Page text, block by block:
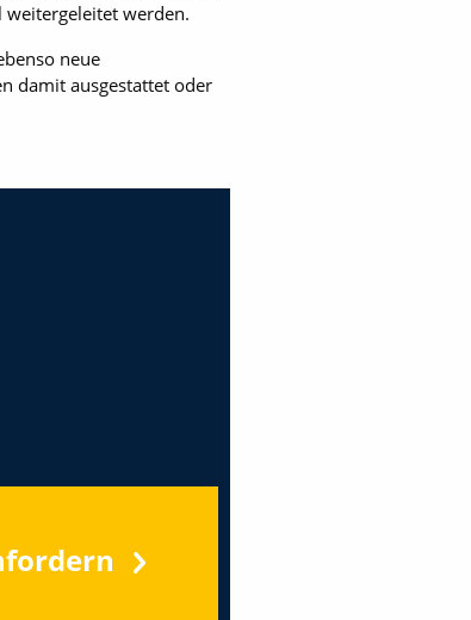
weitergeleitet werden.
neue
damit ausgestattet oder